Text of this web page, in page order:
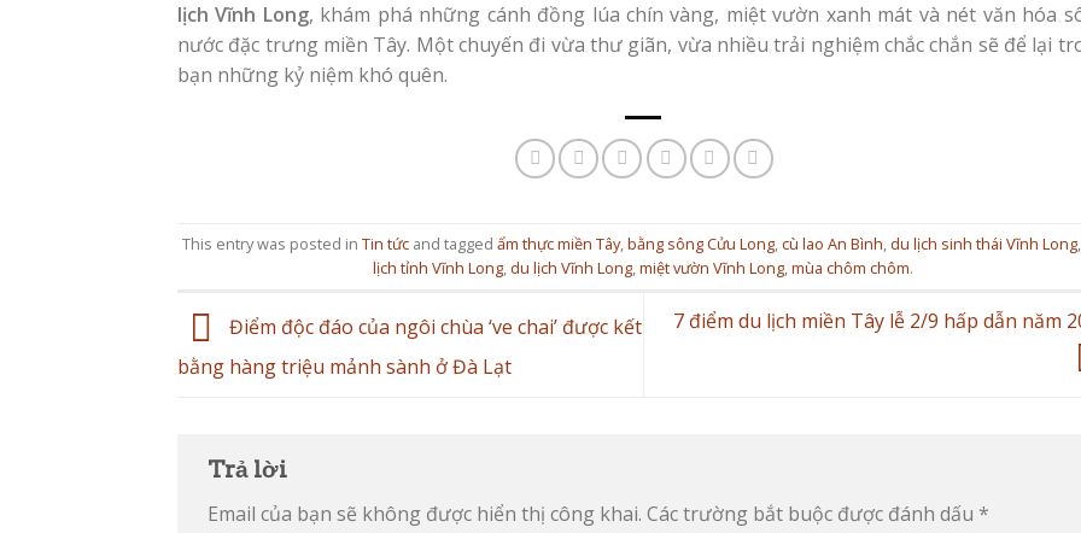
lịch Vĩnh Long, khám phá những cánh đồng lúa chín vàng, miệt vườn xanh mát và nét văn hóa
nước đặc trưng miền Tây. Một chuyến đi vừa thư giãn, vừa nhiều trải nghiệm chắc chắn sẽ để lại
bạn những kỷ niệm khó quên.
This entry was posted in Tin tứcand tagged ẩm thực miền Tây,bằng sông Cửu Long,cù lao An Bình, du lịch sinh thái Vĩnh Long,
lịch tỉnh Vĩnh Long, du lịch Vĩnh Long,miệt vườn Vĩnh Long,mùa chôm chôm.
Điểm độc đáo của ngôi chùa ‘ve chai’ được kết
bằng hàng triệu mảnh sành ở Đà Lạt
7 điểm du lịch miền Tây lễ 2/9 hấp dẫn năm
Trả lời
Email của bạn sẽ không được hiển thị công khai. Các trường bắt buộc được đánh dấu *